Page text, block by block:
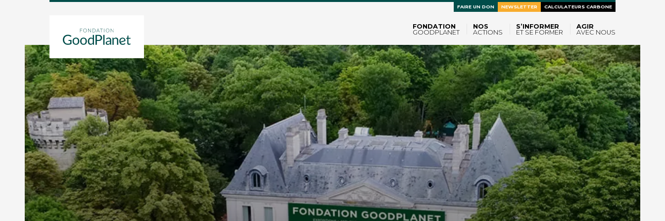
FONDATION
GOODPLANET
NOS
ACTIONS
S’INFORMER
ET SE FORMER
AGIR
AVEC NOUS
FAIRE UN DON NEWSLETTER CALCULATEURS CARBONE